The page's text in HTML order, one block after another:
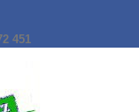
451